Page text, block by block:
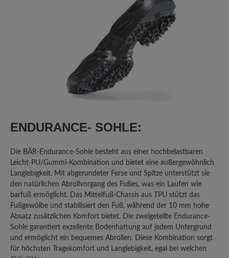
Bewertung mit 3 von 5 Sternen
Fast perfekter Allrounder
Ich habe mehrere High Performance
Schuhe, sowohl mit Mixed-
rutschige Sohle. Im Winter auf Eis -
Gummisohle noch an Haftung hat, fehlt
hier vollends! Ich habe im Auto -
austattungsbedingt - eine
Metallpedalerie; auch hier ist mit dem
Sohlenmix, wenn er denn einmal feucht
werden sollte, Vorsicht geboten! Da
gibt's kein Halten! ich hatte mir sogar
von einem "Mister-Minute-Shop" in
einem Kaufhaus eine "echte"
ENDURANCE- SOHLE:
Die BÄR-Endurance-Sohle besteht aus einer hochbelastbaren
Leicht-PU/Gummi-Kombination und bietet eine außergewöhnlich
Langlebigkeit. Mit abgerundeter Ferse und Spitze unterstützt sie
den natürlichen Abrollvorgang des Fußes, was ein Laufen wie
barfuß ermöglicht. Das Mittelfuß-Chassis aus TPU stützt das
Fußgewölbe und stabilisiert den Fuß, während der 10 mm hohe
Absatz zusätzlichen Komfort bietet. Die zweigeteilte Endurance-
Sohle garantiert exzellente Bodenhaftung auf jedem Untergrund
und ermöglicht ein bequemes Abrollen. Diese Kombination sorgt
für höchsten Tragekomfort und Langlebigkeit, egal bei welchen